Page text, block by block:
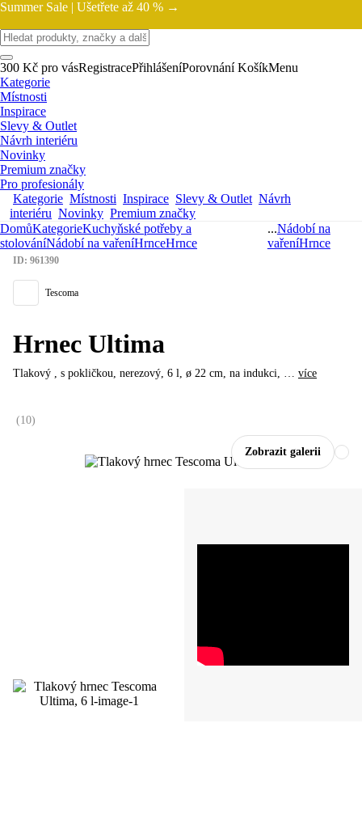
Summer Sale | Ušetřete až 40 % →
300 Kč pro vásRegistracePřihlášeníPorovnání KošíkMenu
Kategorie
Místnosti
Inspirace
Slevy & Outlet
Návrh interiéru
Novinky
Premium značky
Pro profesionály
Kategorie Místnosti Inspirace Slevy & Outlet Návrh
interiéru Novinky Premium značky
DomůKategorieKuchyňské potřeby a
stolováníNádobí na vařeníHrnceHrnce
...Nádobí na
vařeníHrnce
Zobrazit galerii
ID: 961390
Tescoma
Hrnec Ultima
Tlakový , s pokličkou, nerezový, 6 l, ø 22 cm, na indukci, … více
(10)